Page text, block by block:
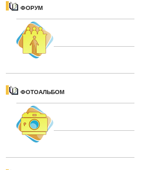
ФОРУМ
ФОТОАЛЬБОМ